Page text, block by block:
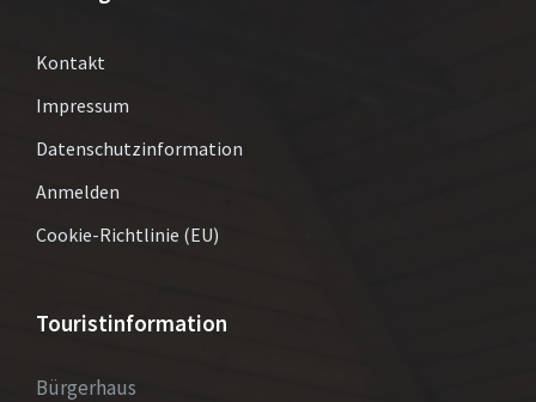
Kontakt
Impressum
Datenschutzinformation
Anmelden
Cookie-Richtlinie (EU)
Touristinformation
Bürgerhaus